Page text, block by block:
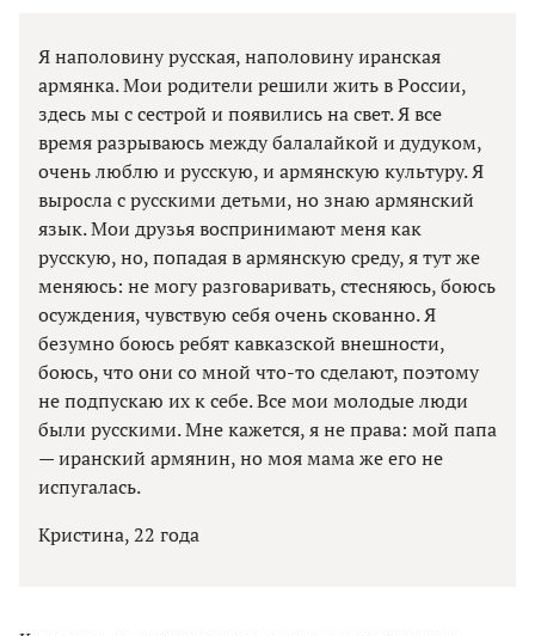
Я наполовину русская, наполовину иранская
армянка. Мои родители решили жить в России,
здесь мы с сестрой и появились на свет. Я все
время разрываюсь между балалайкой и дудуком,
очень люблю и русскую, и армянскую культуру. Я
выросла с русскими детьми, но знаю армянский
язык. Мои друзья воспринимают меня как
русскую, но, попадая в армянскую среду, я тут же
меняюсь: не могу разговаривать, стесняюсь, боюсь
осуждения, чувствую себя очень скованно. Я
безумно боюсь ребят кавказской внешности,
боюсь, что они со мной что-то сделают, поэтому
не подпускаю их к себе. Все мои молодые люди
были русскими. Мне кажется, я не права: мой папа
— иранский армянин, но моя мама же его не
испугалась.
Кристина, 22 года